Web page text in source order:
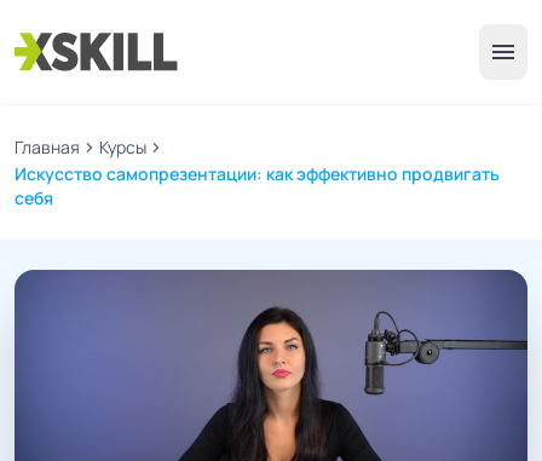
menu
Главная chevron_right Курсы chevron_right
Искусство самопрезентации: как эффективно продвигать
себя